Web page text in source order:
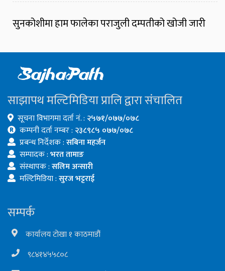
सुनकोशीमा हाम फालेका पराजुली दम्पतीको खोजी जारी
साझापथ मल्टिमिडिया प्रालि द्वारा संचालित
सूचना विभागमा दर्ता नं. : २५७१/०७७/०७८
कम्पनी दर्ता नम्बर : २३८९८५ ०७७/०७८
प्रबन्ध निर्देशक :सबिना महर्जन
सम्पादक :भरत तामाङ
संस्थापक :सलिम अन्सारी
मल्टिमिडिया :सुरज भट्टराई
सम्पर्क
कार्यालय टोखा १ काठमाडौं
९८४१४५५८०८